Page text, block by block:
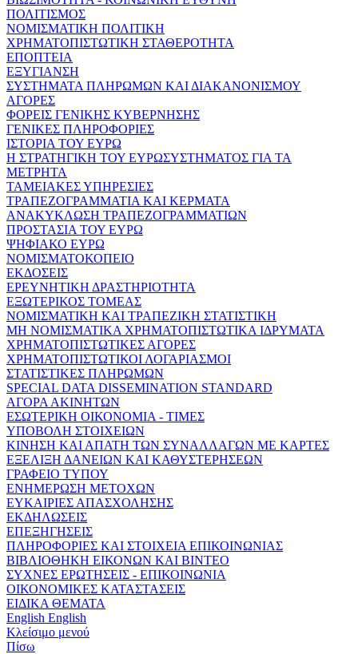
ΠΟΛΙΤΙΣΜΟΣ
ΝΟΜΙΣΜΑΤΙΚΗ ΠΟΛΙΤΙΚΗ
ΧΡΗΜΑΤΟΠΙΣΤΩΤΙΚΗ ΣΤΑΘΕΡΟΤΗΤΑ
ΕΠΟΠΤΕΙΑ
ΕΞΥΓΙΑΝΣΗ
ΣΥΣΤΗΜΑΤΑ ΠΛΗΡΩΜΩΝ ΚΑΙ ΔΙΑΚΑΝΟΝΙΣΜΟΥ
ΑΓΟΡΕΣ
ΦΟΡΕΙΣ ΓΕΝΙΚΗΣ ΚΥΒΕΡΝΗΣΗΣ
ΓΕΝΙΚΕΣ ΠΛΗΡΟΦΟΡΙΕΣ
ΙΣΤΟΡΙΑ ΤΟΥ ΕΥΡΩ
Η ΣΤΡΑΤΗΓΙΚΗ ΤΟΥ ΕΥΡΩΣΥΣΤΗΜΑΤΟΣ ΓΙΑ ΤΑ
ΜΕΤΡΗΤΑ
ΤΑΜΕΙΑΚΕΣ ΥΠΗΡΕΣΙΕΣ
ΤΡΑΠΕΖΟΓΡΑΜΜΑΤΙΑ ΚΑΙ ΚΕΡΜΑΤΑ
ΑΝΑΚΥΚΛΩΣΗ ΤΡΑΠΕΖΟΓΡΑΜΜΑΤΙΩΝ
ΠΡΟΣΤΑΣΙΑ ΤΟΥ ΕΥΡΩ
ΨΗΦΙΑΚΟ ΕΥΡΩ
ΝΟΜΙΣΜΑΤΟΚΟΠΕΙΟ
ΕΚΔΟΣΕΙΣ
ΕΡΕΥΝΗΤΙΚΗ ΔΡΑΣΤΗΡΙΟΤΗΤΑ
ΕΞΩΤΕΡΙΚΟΣ ΤΟΜΕΑΣ
ΝΟΜΙΣΜΑΤΙΚΗ ΚΑΙ ΤΡΑΠΕΖΙΚΗ ΣΤΑΤΙΣΤΙΚΗ
ΜΗ ΝΟΜΙΣΜΑΤΙΚΑ ΧΡΗΜΑΤΟΠΙΣΤΩΤΙΚΑ ΙΔΡΥΜΑΤΑ
ΧΡΗΜΑΤΟΠΙΣΤΩΤΙΚΕΣ ΑΓΟΡΕΣ
ΧΡΗΜΑΤΟΠΙΣΤΩΤΙΚΟΙ ΛΟΓΑΡΙΑΣΜΟΙ
ΣΤΑΤΙΣΤΙΚΕΣ ΠΛΗΡΩΜΩΝ
SPECIAL DATA DISSEMINATION STANDARD
ΑΓΟΡΑ ΑΚΙΝΗΤΩΝ
ΕΣΩΤΕΡΙΚΗ ΟΙΚΟΝΟΜΙΑ - ΤΙΜΕΣ
ΥΠΟΒΟΛΗ ΣΤΟΙΧΕΙΩΝ
ΚΙΝΗΣΗ ΚΑΙ ΑΠΑΤΗ ΤΩΝ ΣΥΝΑΛΛΑΓΩΝ ΜΕ ΚΑΡΤΕΣ
ΕΞΕΛΙΞΗ ΔΑΝΕΙΩΝ ΚΑΙ ΚΑΘΥΣΤΕΡΗΣΕΩΝ
ΓΡΑΦΕΙΟ ΤΥΠΟΥ
ΕΝΗΜΕΡΩΣΗ ΜΕΤΟΧΩΝ
ΕΥΚΑΙΡΙΕΣ ΑΠΑΣΧΟΛΗΣΗΣ
ΕΚΔΗΛΩΣΕΙΣ
ΕΠΕΞΗΓΗΣΕΙΣ
ΠΛΗΡΟΦΟΡΙΕΣ ΚΑΙ ΣΤΟΙΧΕΙΑ ΕΠΙΚΟΙΝΩΝΙΑΣ
ΒΙΒΛΙΟΘΗΚΗ ΕΙΚΟΝΩΝ ΚΑΙ ΒΙΝΤΕΟ
ΣΥΧΝΕΣ ΕΡΩΤΗΣΕΙΣ - ΕΠΙΚΟΙΝΩΝΙΑ
ΟΙΚΟΝΟΜΙΚΕΣ ΚΑΤΑΣΤΑΣΕΙΣ
ΕΙΔΙΚΑ ΘΕΜΑΤΑ
English English
Κλείσιμο μενού
Πίσω